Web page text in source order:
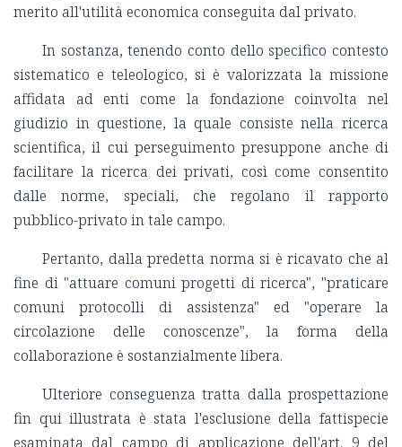
merito all'utilità economica conseguita dal privato.
In sostanza, tenendo conto dello specifico contesto
sistematico e teleologico, si è valorizzata la missione
affidata ad enti come la fondazione coinvolta nel
giudizio in questione, la quale consiste nella ricerca
scientifica, il cui perseguimento presuppone anche di
facilitare la ricerca dei privati, così come consentito
dalle norme, speciali, che regolano il rapporto
pubblico-privato in tale campo.
Pertanto, dalla predetta norma si è ricavato che al
fine di "attuare comuni progetti di ricerca", "praticare
comuni protocolli di assistenza" ed "operare la
circolazione delle conoscenze", la forma della
collaborazione è sostanzialmente libera.
Ulteriore conseguenza tratta dalla prospettazione
fin qui illustrata è stata l'esclusione della fattispecie
esaminata dal campo di applicazione dell'art. 9 del